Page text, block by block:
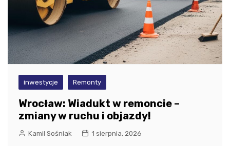
inwestycje Remonty
Wrocław: Wiadukt w remoncie –
zmiany w ruchu i objazdy!
Kamil Sośniak 1 sierpnia, 2026